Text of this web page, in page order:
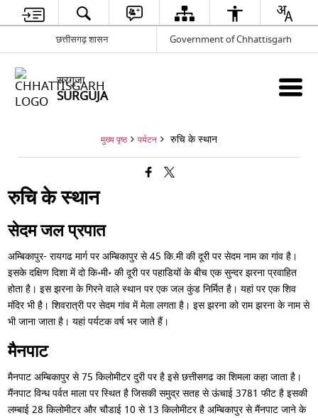
छत्तीसगढ़ शासन Government of Chhattisgarh
सरगुजा
SURGUJA
मुख्य पृष्ठ पर्यटन रुचि के स्थान
रुचि के स्थान
सेदम जल प्रपात
अम्बिकापुर- रायगढ मार्ग पर अम्बिकापुर से 45 कि.मी की दूरी पर सेदम नाम का गांव है।
इसके दक्षिण दिशा में दो कि॰मी॰ की दूरी पर पहाडियों के बीच एक सुन्दर झरना प्रवाहित
होता है। इस झरना के गिरने वाले स्थान पर एक जल कुंड निर्मित है। यहां पर एक शिव
मंदिर भी है। शिवरात्री पर सेदम गांव में मेला लगता है। इस झरना को राम झरना के नाम से
भी जाना जाता है। यहां पर्यटक वर्ष भर जाते हैं।
मैनपाट
मैनपाट अम्बिकापुर से 75 किलोमीटर दुरी पर है इसे छत्तीसगढ का शिमला कहा जाता है।
मैंनपाट विन्ध पर्वत माला पर स्थित है जिसकी समुद्र सतह से ऊंचाई 3781 फीट है इसकी
लम्बाई 28 किलोमीटर और चौडाई 10 से 13 किलोमीटर है अम्बिकापुर से मैंनपाट जाने के